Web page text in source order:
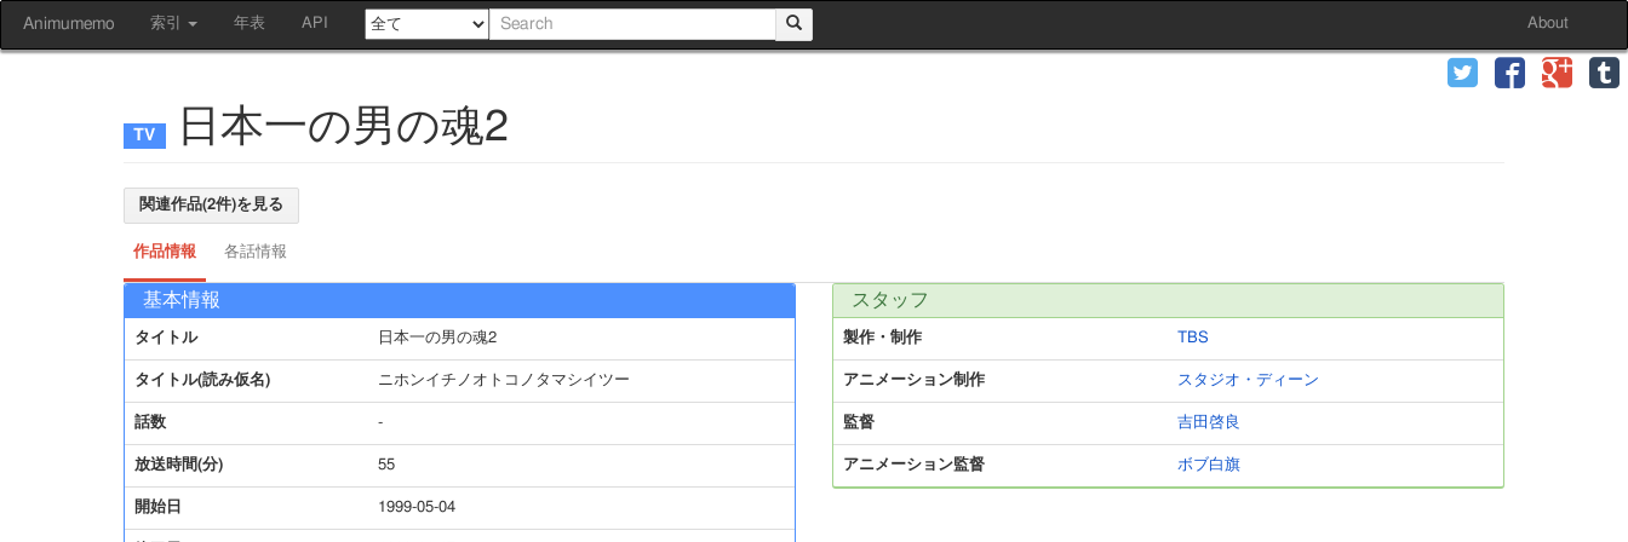
Animumemo 索引 年表 API About
日本一の男の魂2
関連作品(2件)を見る
作品情報 各話情報
基本情報
タイトル 日本一の男の魂2
タイトル(読み仮名) ニホンイチノオトコノタマシイツー
話数 -
放送時間(分) 55
開始日 1999-05-04
スタッフ
製作・制作 TBS
アニメーション制作 スタジオ・ディーン
監督 吉田啓良
アニメーション監督 ボブ白旗